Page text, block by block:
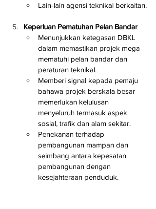
Lain-lain agensi teknikal berkaitan.
Keperluan Pematuhan Pelan Bandar
Menunjukkan ketegasan DBKL
dalam memastikan projek mega
mematuhi pelan bandar dan
peraturan teknikal.
Memberi signal kepada pemaju
bahawa projek berskala besar
memerlukan kelulusan
menyeluruh termasuk aspek
sosial, trafik dan alam sekitar.
Penekanan terhadap
pembangunan mampan dan
seimbang antara kepesatan
pembangunan dengan
kesejahteraan penduduk.